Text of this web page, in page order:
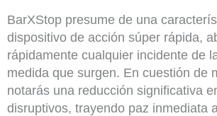
BarXStop presume de una
dispositivo de acción súper rápida,
rápidamente cualquier incidente de
medida que surgen. En cuestión de
notarás una reducción significativa
disruptivos, trayendo paz inmediata